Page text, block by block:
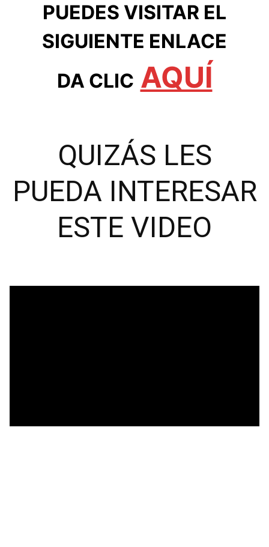
PUEDES VISITAR EL
SIGUIENTE ENLACE
DA CLIC AQUÍ
QUIZÁS LES
PUEDA INTERESAR
ESTE VIDEO